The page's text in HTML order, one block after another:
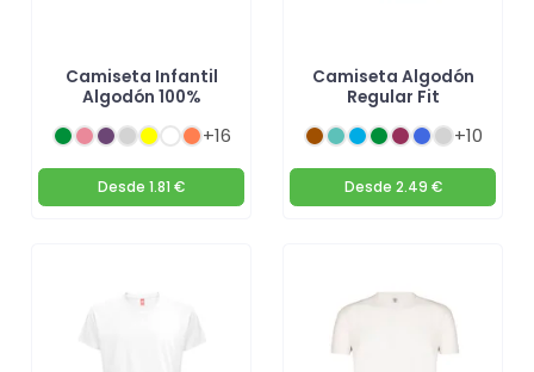
Camiseta Infantil
Algodón 100%
+16
Desde 1.81 €
Camiseta Algodón
Regular Fit
+10
Desde 2.49 €